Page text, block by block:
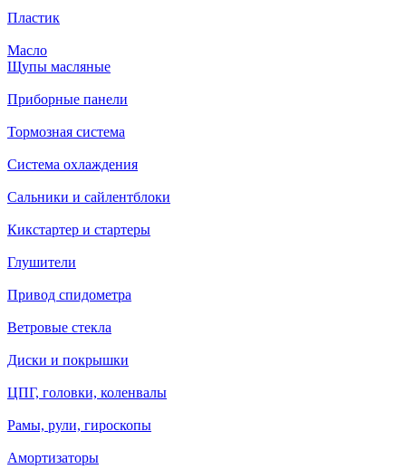
Пластик
Масло
Щупы масляные
Приборные панели
Тормозная система
Система охлаждения
Сальники и сайлентблоки
Кикстартер и стартеры
Глушители
Привод спидометра
Ветровые стекла
Диски и покрышки
ЦПГ, головки, коленвалы
Рамы, рули, гироскопы
Амортизаторы